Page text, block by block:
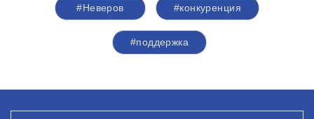
#Неверов #конкуренция
#поддержка